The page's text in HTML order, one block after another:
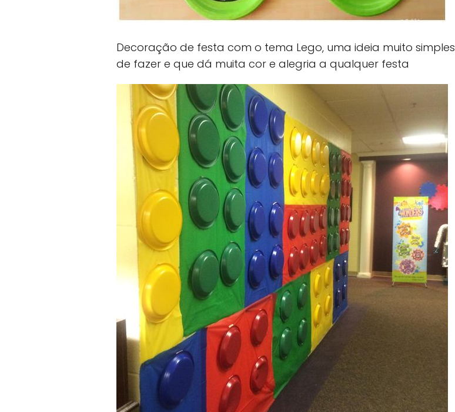
Decoração de festa com o tema Lego, uma ideia muito simples
de fazer e que dá muita cor e alegria a qualquer festa